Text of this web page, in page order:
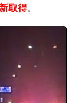
取得。